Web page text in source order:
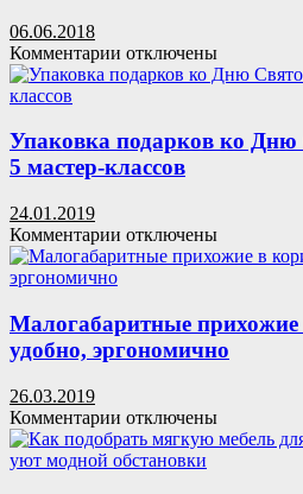
95+
простых
пошаговые
мастер-
06.06.2018
Комментарии к
записи
в
прихожую:
как
пространство
и
для
интерьера
отключены
Упаковка подарков ко Дню
5 мастер-классов
24.01.2019
Комментарии к
записи
ко
Дню
Святого
мастер-
классов
отключены
Малогабаритные прихожие
удобно, эргономично
26.03.2019
Комментарии к
записи
Малогабаритные
отключены